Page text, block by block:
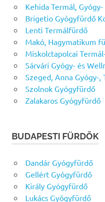
Kehida Termál,
Brigetio Gyógyfürdő
Lenti Termálfürdő
Makó, Hagymatikum
Miskolctapolcai
Sárvári Gyógy- és
Szeged, Anna Gyógy-
Szolnok Gyógyfürdő
Zalakaros Gyógyfürdő
BUDAPESTI FÜRDŐK
Dandár Gyógyfürdő
Gellért Gyógyfürdő
Király Gyógyfürdő
Lukács Gyógyfürdő